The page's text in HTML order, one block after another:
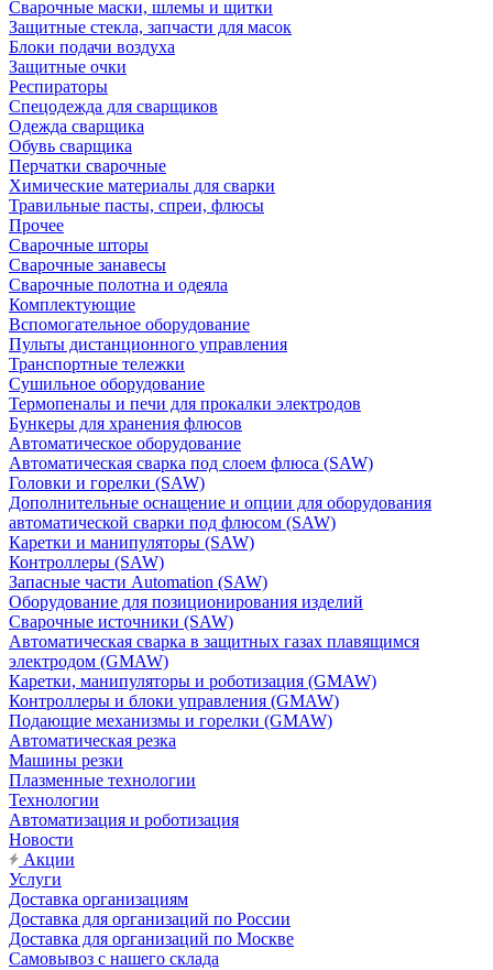
Сварочные маски, шлемы и щитки
Защитные стекла, запчасти для масок
Блоки подачи воздуха
Защитные очки
Респираторы
Спецодежда для сварщиков
Одежда сварщика
Обувь сварщика
Перчатки сварочные
Химические материалы для сварки
Травильные пасты, спреи, флюсы
Прочее
Сварочные шторы
Сварочные занавесы
Сварочные полотна и одеяла
Комплектующие
Вспомогательное оборудование
Пульты дистанционного управления
Транспортные тележки
Сушильное оборудование
Термопеналы и печи для прокалки электродов
Бункеры для хранения флюсов
Автоматическое оборудование
Автоматическая сварка под слоем флюса (SAW)
Головки и горелки (SAW)
Дополнительные оснащение и опции для оборудования
автоматической сварки под флюсом (SAW)
Каретки и манипуляторы (SAW)
Контроллеры (SAW)
Запасные части Automation (SAW)
Оборудование для позиционирования изделий
Сварочные источники (SAW)
Автоматическая сварка в защитных газах плавящимся
электродом (GMAW)
Каретки, манипуляторы и роботизация (GMAW)
Контроллеры и блоки управления (GMAW)
Подающие механизмы и горелки (GMAW)
Автоматическая резка
Машины резки
Плазменные технологии
Технологии
Автоматизация и роботизация
Новости
Акции
Услуги
Доставка организациям
Доставка для организаций по России
Доставка для организаций по Москве
Самовывоз с нашего склада